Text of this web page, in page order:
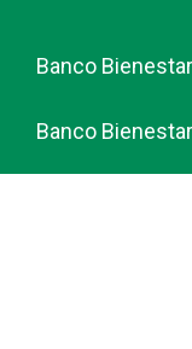
Banco
Banco